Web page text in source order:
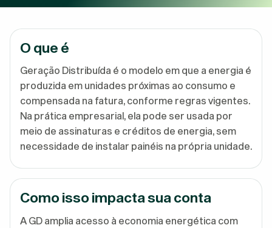
O que é
Geração Distribuída é o modelo em que a energia é
produzida em unidades próximas ao consumo e
compensada na fatura, conforme regras vigentes.
Na prática empresarial, ela pode ser usada por
meio de assinaturas e créditos de energia, sem
necessidade de instalar painéis na própria unidade.
Como isso impacta sua conta
A GD amplia acesso à economia energética com